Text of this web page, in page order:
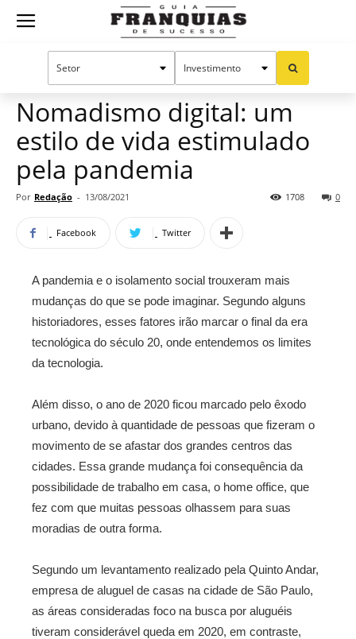
Guia
Mercado de franquias
Nomadismo digital: um
estilo de vida estimulado
pela pandemia
Por Redação - 13/08/2021 0
1708
Facebook Twitter
A pandemia e o isolamento social trouxeram mais
mudanças do que se pode imaginar. Segundo alguns
historiadores, esses fatores irão marcar o final da era
tecnológica do século 20, onde entendemos os limites
da tecnologia.
Além disso, o ano de 2020 ficou marcado pelo êxodo
urbano, devido à quantidade de pessoas que fizeram o
movimento de se afastar dos grandes centros das
cidades. Essa grande mudança foi consequência da
possibilidade de trabalho em casa, o home office, que
fez com que muitas pessoas olhassem para suas
moradias de outra forma.
Segundo um levantamento realizado pela Quinto Andar,
empresa de aluguel de casas na cidade de São Paulo,
as áreas consideradas foco na busca por aluguéis
tiveram considerável queda em 2020, em contraste,